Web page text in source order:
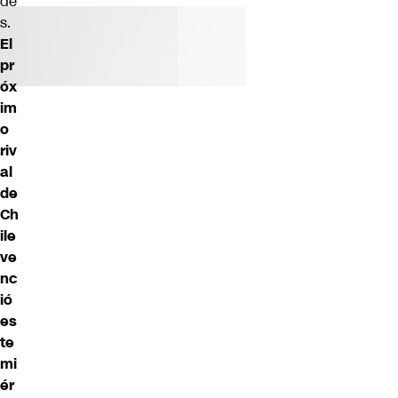
s.
El
pr
óx
im
o
riv
al
de
Ch
ile
ve
nc
ió
es
te
mi
ér